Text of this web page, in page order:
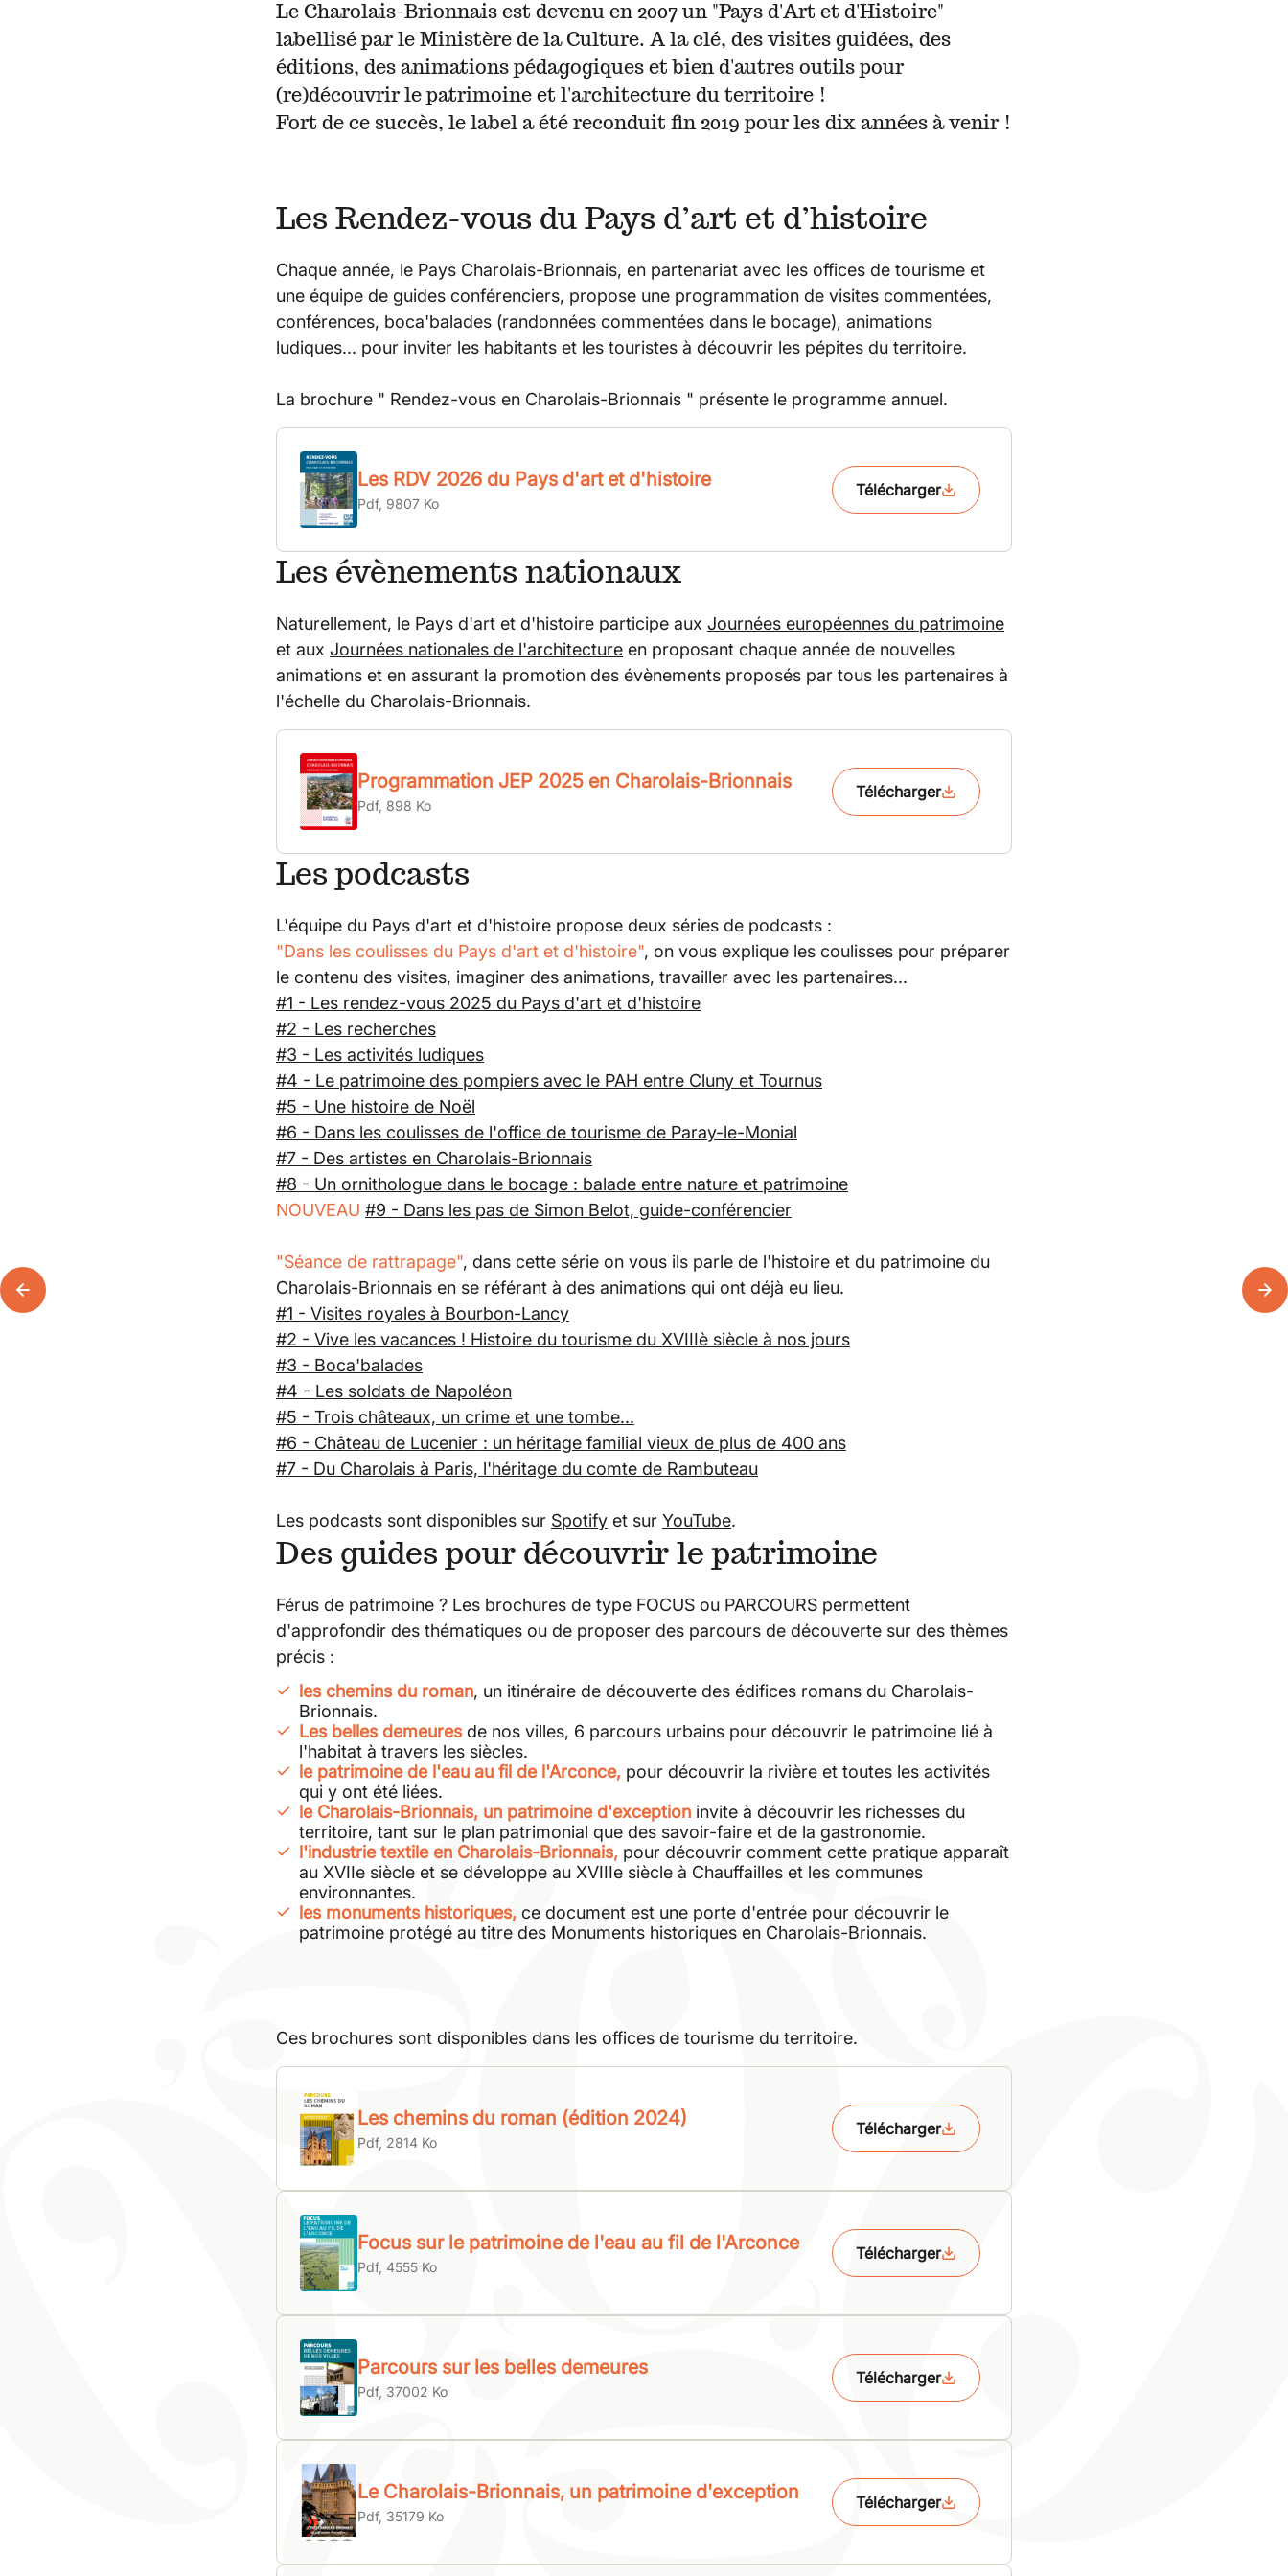
Le Charolais-Brionnais est devenu en 2007 un "Pays d'Art et d'Histoire"
labellisé par le Ministère de la Culture. A la clé, des visites guidées, des
éditions, des animations pédagogiques et bien d'autres outils pour
(re)découvrir le patrimoine et l'architecture du territoire !
Fort de ce succès, le label a été reconduit fin 2019 pour les dix années à venir !
Les Rendez-vous du Pays d’art et d’histoire
Chaque année, le Pays Charolais-Brionnais, en partenariat avec les offices de tourisme et
une équipe de guides conférenciers, propose une programmation de visites commentées,
conférences, boca'balades (randonnées commentées dans le bocage), animations
ludiques... pour inviter les habitants et les touristes à découvrir les pépites du territoire.
La brochure " Rendez-vous en Charolais-Brionnais " présente le programme annuel.
Les RDV 2026 du Pays d'art et d'histoire
Pdf, 9807 Ko
Télécharger
Les évènements nationaux
Naturellement, le Pays d'art et d'histoire participe aux Journées européennes du patrimoine
et aux Journées nationales de l'architecture en proposant chaque année de nouvelles
animations et en assurant la promotion des évènements proposés par tous les partenaires à
l'échelle du Charolais-Brionnais.
Programmation JEP 2025 en Charolais-Brionnais
Pdf, 898 Ko
Télécharger
Les podcasts
L'équipe du Pays d'art et d'histoire propose deux séries de podcasts :
"Dans les coulisses du Pays d'art et d'histoire", on vous explique les coulisses pour préparer
le contenu des visites, imaginer des animations, travailler avec les partenaires...
#1 - Les rendez-vous 2025 du Pays d'art et d'histoire
#2 - Les recherches
#3 - Les activités ludiques
#4 - Le patrimoine des pompiers avec le PAH entre Cluny et Tournus
#5 - Une histoire de Noël
#6 - Dans les coulisses de l'office de tourisme de Paray-le-Monial
#7 - Des artistes en Charolais-Brionnais
#8 - Un ornithologue dans le bocage : balade entre nature et patrimoine
NOUVEAU #9 - Dans les pas de Simon Belot, guide-conférencier
"Séance de rattrapage", dans cette série on vous ils parle de l'histoire et du patrimoine du
Charolais-Brionnais en se référant à des animations qui ont déjà eu lieu.
#1 - Visites royales à Bourbon-Lancy
#2 - Vive les vacances ! Histoire du tourisme du XVIIIè siècle à nos jours
#3 - Boca'balades
#4 - Les soldats de Napoléon
#5 - Trois châteaux, un crime et une tombe...
#6 - Château de Lucenier : un héritage familial vieux de plus de 400 ans
#7 - Du Charolais à Paris, l'héritage du comte de Rambuteau
Les podcasts sont disponibles sur Spotify et sur YouTube.
Des guides pour découvrir le patrimoine
Férus de patrimoine ? Les brochures de type FOCUS ou PARCOURS permettent
d'approfondir des thématiques ou de proposer des parcours de découverte sur des thèmes
précis :
les chemins du roman, un itinéraire de découverte des édifices romans du Charolais-
Brionnais.
Les belles demeuresde nos villes, 6 parcours urbains pour découvrir le patrimoine lié à
l'habitat à travers les siècles.
le patrimoine de l'eau au fil de l'Arconce, pour découvrir la rivière et toutes les activités
qui y ont été liées.
le Charolais-Brionnais, un patrimoine d'exception invite à découvrir les richesses du
territoire, tant sur le plan patrimonial que des savoir-faire et de la gastronomie.
l'industrie textile en Charolais-Brionnais, pour découvrir comment cette pratique apparaît
au XVIIe siècle et se développe au XVIIIe siècle à Chauffailles et les communes
environnantes.
les monuments historiques, ce document est une porte d'entrée pour découvrir le
patrimoine protégé au titre des Monuments historiques en Charolais-Brionnais.
Ces brochures sont disponibles dans les offices de tourisme du territoire.
Les chemins du roman (édition 2024)
Pdf, 2814 Ko
Télécharger
Focus sur le patrimoine de l'eau au fil de l'Arconce
Pdf, 4555 Ko
Télécharger
Parcours sur les belles demeures
Pdf, 37002 Ko
Télécharger
Le Charolais-Brionnais, un patrimoine d'exception
Pdf, 35179 Ko
Télécharger